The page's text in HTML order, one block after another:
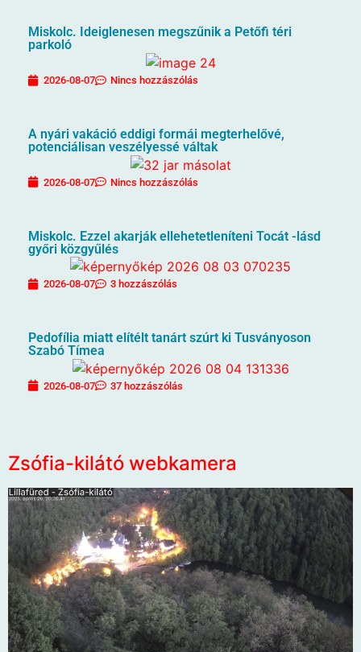
Miskolc. Ideiglenesen megszűnik a Petőfi téri
parkoló
2026-08-07 Nincs hozzászólás
A nyári vakáció eddigi formái megterhelővé,
potenciálisan veszélyessé váltak
2026-08-07 Nincs hozzászólás
Miskolc. Ezzel akarják ellehetetleníteni Tocát -lásd
győri közgyűlés
2026-08-07 3 hozzászólás
Pedofília miatt elítélt tanárt szúrt ki Tusványoson
Szabó Tímea
2026-08-07 37 hozzászólás
Zsófia-kilátó webkamera